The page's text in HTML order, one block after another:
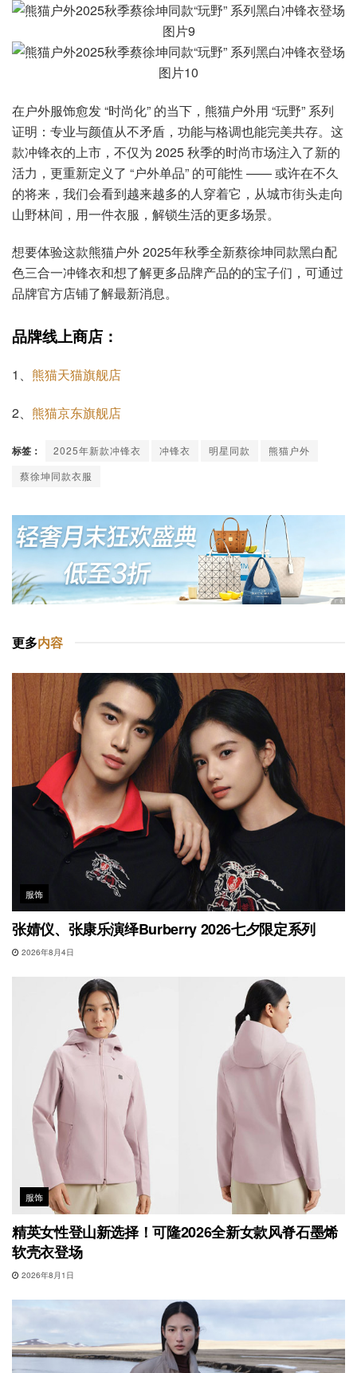
在户外服饰愈发 “时尚化” 的当下，熊猫户外用 “玩野” 系列
证明：专业与颜值从不矛盾，功能与格调也能完美共存。这
款冲锋衣的上市，不仅为 2025 秋季的时尚市场注入了新的
活力，更重新定义了 “户外单品” 的可能性 —— 或许在不久
的将来，我们会看到越来越多的人穿着它，从城市街头走向
山野林间，用一件衣服，解锁生活的更多场景。
想要体验这款熊猫户外 2025年秋季全新蔡徐坤同款黑白配
色三合一冲锋衣和想了解更多品牌产品的的宝子们，可通过
品牌官方店铺了解最新消息。
品牌线上商店：
1、 熊猫天猫旗舰店
2、 熊猫京东旗舰店
标签： 2025年新款冲锋衣 冲锋衣 明星同款
熊猫户外
蔡徐坤同款衣服
更多内容
服饰
张婧仪、张康乐演绎Burberry 2026七夕限定系列
2026年8月4日
服饰
精英女性登山新选择！可隆2026全新女款风脊石墨烯
软壳衣登场
2026年8月1日